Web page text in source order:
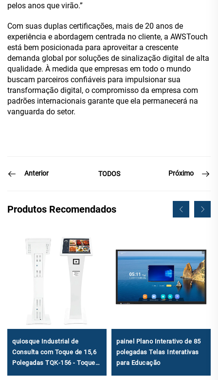
pelos anos que virão.”
Com suas duplas certificações, mais de 20 anos de
experiência e abordagem centrada no cliente, a AWSTouch
está bem posicionada para aproveitar a crescente
demanda global por soluções de sinalização digital de alta
qualidade. À medida que empresas em todo o mundo
buscam parceiros confiáveis para impulsionar sua
transformação digital, o compromisso da empresa com
padrões internacionais garante que ela permanecerá na
vanguarda do setor.
Anterior TODOS Próximo
Produtos Recomendados
quiosque Industrial de
Consulta com Toque de 15,6
Polegadas TQK-156 - Toque
painel Plano Interativo de 85
polegadas Telas Interativas
para Educação